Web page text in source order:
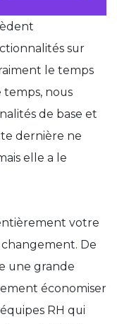
sur
le temps
nous
de base et
dernière ne
elle a le
votre
De
une grande
économiser
RH qui